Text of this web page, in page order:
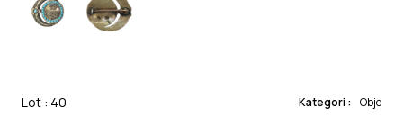
Lot : 40 Kategori : Obje